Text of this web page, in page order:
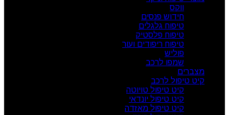
ווקס
חידוש פנסים
טיפוח גלגלים
טיפוח פלסטיק
טיפוח ריפודים ועור
פוליש
שמפו לרכב
מצברים
קיט טיפול לרכב
קיט טיפול טויוטה
קיט טיפול יונדאי
קיט טיפול מאזדה